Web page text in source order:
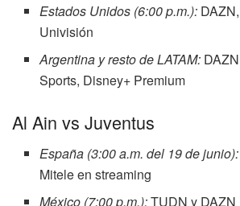
Estados Unidos (6:00 p.m.):
Univisión
Argentina y resto de LATAM:
Sports, Disney+ Premium
Al Ain vs Juventus
España (3:00 a.m. del 19 de junio):
Mitele en streaming
México (7:00 p.m.):TUDN y DAZN